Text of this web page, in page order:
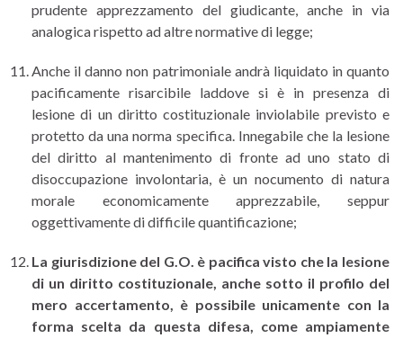
prudente apprezzamento del giudicante, anche in via
analogica rispetto ad altre normative di legge;
Anche il danno non patrimoniale andrà liquidato in quanto
pacificamente risarcibile laddove si è in presenza di
lesione di un diritto costituzionale inviolabile previsto e
protetto da una norma specifica. Innegabile che la lesione
del diritto al mantenimento di fronte ad uno stato di
disoccupazione involontaria, è un nocumento di natura
morale economicamente apprezzabile, seppur
oggettivamente di difficile quantificazione;
La giurisdizione del G.O. è pacifica visto che la lesione
di un diritto costituzionale, anche sotto il profilo del
mero accertamento, è possibile unicamente con la
forma scelta da questa difesa, come ampiamente